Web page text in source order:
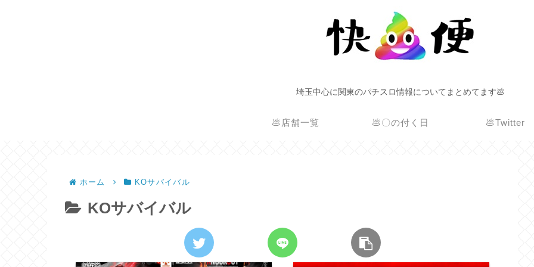
埼玉中心に関東のパチスロ情報についてまとめてます💩
💩店舗一覧 💩〇の付く日 💩Twitter
ホーム KOサバイバル
KOサバイバル